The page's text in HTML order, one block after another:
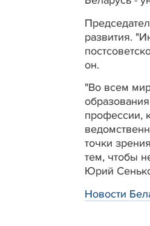
развития.
он.
"Во всем
профессии,
точки
тем, чтобы
Юрий
Новости